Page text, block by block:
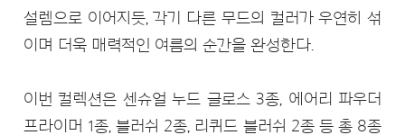
설렘으로 이어지듯, 각기 다른 무드의 컬러가 우연히 섞
이며 더욱 매력적인 여름의 순간을 완성한다.
이번 컬렉션은 센슈얼 누드 글로스 3종, 에어리 파우더
프라이머 1종, 블러쉬 2종, 리퀴드 블러쉬 2종 등 총 8종